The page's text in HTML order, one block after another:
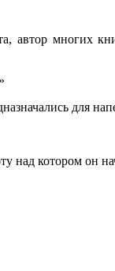
автор многих
для
над котором он